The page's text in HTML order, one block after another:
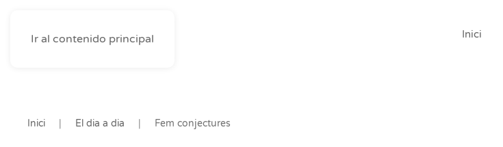
Ir al contenido principal Inici
Inici El dia a dia Fem conjectures